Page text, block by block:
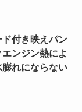
付き映えパン
ンジン熱によ
れにならない